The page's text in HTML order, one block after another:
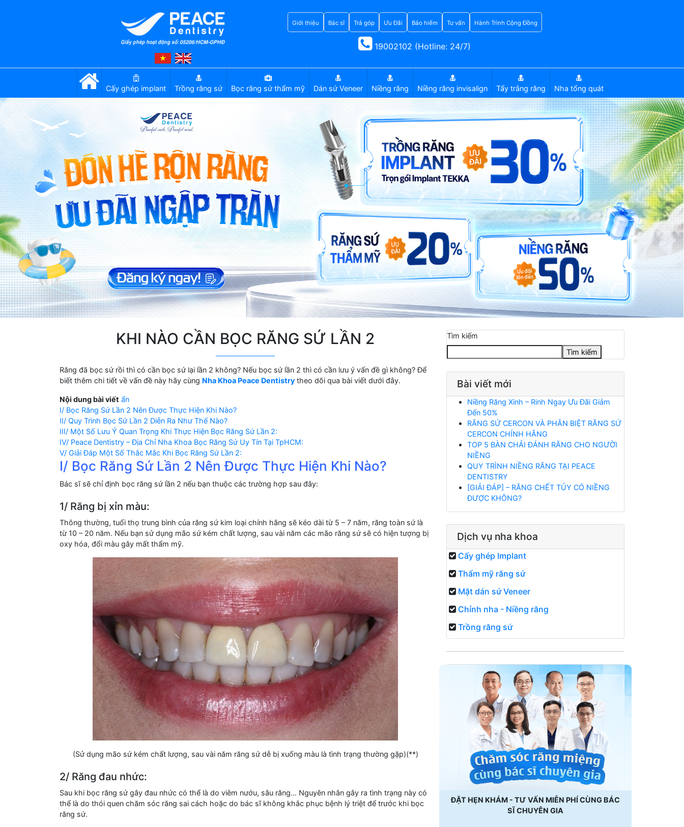
Giới thiệu Bác sĩ Trả góp Ưu Đãi Bảo hiểm Tư vấn Hành Trình Cộng Đồng
19002102 (Hotline: 24/7)
Cấy ghép implant Trồng răng sứ Bọc răng sứ thẩm mỹ Dán sứ Veneer Niềng răng Niềng răng invisalign Tẩy trắng răng Nha tổng quát
KHI NÀO CẦN BỌC RĂNG SỨ LẦN 2
Răng đã bọc sứ rồi thì có cần bọc sứ lại lần 2 không? Nếu bọc sứ lần 2 thì có cần lưu ý vấn đề gì không? Để
biết thêm chi tiết về vấn đề này hãy cùng Nha Khoa Peace Dentistry theo dõi qua bài viết dưới đây.
Nội dung bài viết ẩn
I/ Bọc Răng Sứ Lần 2 Nên Được Thực Hiện Khi Nào?
II/ Quy Trình Bọc Sứ Lần 2 Diễn Ra Như Thế Nào?
III/ Một Số Lưu Ý Quan Trọng Khi Thực Hiện Bọc Răng Sứ Lần 2:
IV/ Peace Dentistry – Địa Chỉ Nha Khoa Bọc Răng Sứ Uy Tín Tại TpHCM:
V/ Giải Đáp Một Số Thắc Mắc Khi Bọc Răng Sứ Lần 2:
I/ Bọc Răng Sứ Lần 2 Nên Được Thực Hiện Khi Nào?
Bác sĩ sẽ chỉ định bọc răng sứ lần 2 nếu bạn thuộc các trường hợp sau đây:
1/ Răng bị xỉn màu:
Thông thường, tuổi thọ trung bình của răng sứ kim loại chính hãng sẽ kéo dài từ 5 – 7 năm, răng toàn sứ là
từ 10 – 20 năm. Nếu bạn sử dụng mão sứ kém chất lượng, sau vài năm các mão răng sứ sẽ có hiện tượng bị
oxy hóa, đổi màu gây mất thẩm mỹ.
(Sử dụng mão sứ kém chất lượng, sau vài năm răng sứ dễ bị xuống màu là tình trạng thường gặp)(**)
2/ Răng đau nhức:
Sau khi bọc răng sứ gây đau nhức có thể là do viêm nướu, sâu răng… Nguyên nhân gây ra tình trạng này có
thể là do thói quen chăm sóc răng sai cách hoặc do bác sĩ không khắc phục bệnh lý triệt để trước khi bọc
răng sứ.
Tìm kiếm
Tìm kiếm
Bài viết mới
Niềng Răng Xinh – Rinh Ngay Ưu Đãi Giảm
Đến 50%
RĂNG SỨ CERCON VÀ PHÂN BIỆT RĂNG SỨ
CERCON CHÍNH HÃNG
TOP 5 BÀN CHẢI ĐÁNH RĂNG CHO NGƯỜI
NIỀNG
QUY TRÌNH NIỀNG RĂNG TẠI PEACE
DENTISTRY
[GIẢI ĐÁP] – RĂNG CHẾT TỦY CÓ NIỀNG
ĐƯỢC KHÔNG?
Dịch vụ nha khoa
Cấy ghép Implant
Thẩm mỹ răng sứ
Mặt dán sứ Veneer
Chỉnh nha - Niềng răng
Trồng răng sứ
ĐẶT HẸN KHÁM - TƯ VẤN MIỄN PHÍ CÙNG BÁC
SĨ CHUYÊN GIA